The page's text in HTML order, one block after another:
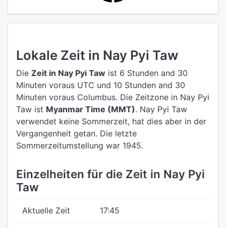
Lokale Zeit in Nay Pyi Taw
Die Zeit in Nay Pyi Taw ist 6 Stunden and 30
Minuten voraus UTC und 10 Stunden and 30
Minuten voraus Columbus. Die Zeitzone in Nay Pyi
Taw ist Myanmar Time (MMT). Nay Pyi Taw
verwendet keine Sommerzeit, hat dies aber in der
Vergangenheit getan. Die letzte
Sommerzeitumstellung war 1945.
Einzelheiten für die Zeit in Nay Pyi
Taw
Aktuelle Zeit 17:45